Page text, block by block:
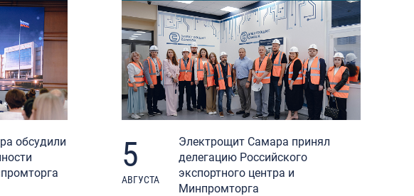
обсудили
5
АВГУСТА
Электрощит Самара принял
делегацию Российского
экспортного центра и
Минпромторга